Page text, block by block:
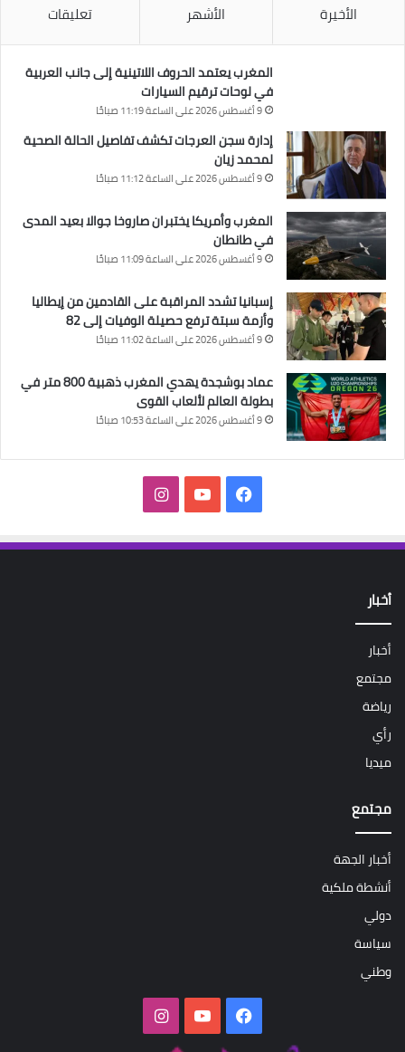
الأخيرة الأشهر تعليقات
المغرب يعتمد الحروف اللاتينية إلى جانب العربية
في لوحات ترقيم السيارات
9 أغسطس 2026 على الساعة 11:19 صباحًا
إدارة سجن العرجات تكشف تفاصيل الحالة الصحية
لمحمد زيان
9 أغسطس 2026 على الساعة 11:12 صباحًا
المغرب وأمريكا يختبران صاروخا جوالا بعيد المدى
في طانطان
9 أغسطس 2026 على الساعة 11:09 صباحًا
إسبانيا تشدد المراقبة على القادمين من إيطاليا
وأزمة سبتة ترفع حصيلة الوفيات إلى 82
9 أغسطس 2026 على الساعة 11:02 صباحًا
عماد بوشجدة يهدي المغرب ذهبية 800 متر في
بطولة العالم لألعاب القوى
9 أغسطس 2026 على الساعة 10:53 صباحًا
فيسبوك‫YouTubeانستقرام
أخبار
أخبار
مجتمع
رياضة
رأي
ميديا
مجتمع
أخبار الجهة
أنشطة ملكية
دولي
سياسة
وطني
فيسبوك‫YouTubeانستقرام